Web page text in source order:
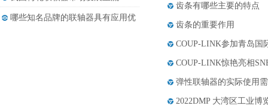
哪些知名品牌的联轴器具有应用优
齿条有哪些主要的特点
齿条的重要作用
COUP-LINK参加青岛国
COUP-LINK惊艳亮相
弹性联轴器的实际使用
2022DMP 大湾区工业博